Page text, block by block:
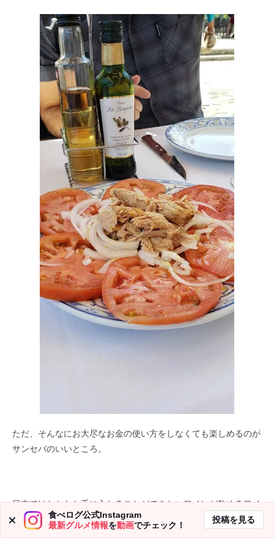
ただ、そんなにお大尽なお金の使い方をしなくても楽しめるのが
サンセバのいいところ。
日本ではなかなか手に入れることができないワインが飲めるワイ
ナリー併設レストランもあるし、サンセバの市内にもカジュアル
食べログ公式Instagram
最新グルメ情報を動画でチェック！
投稿を見る